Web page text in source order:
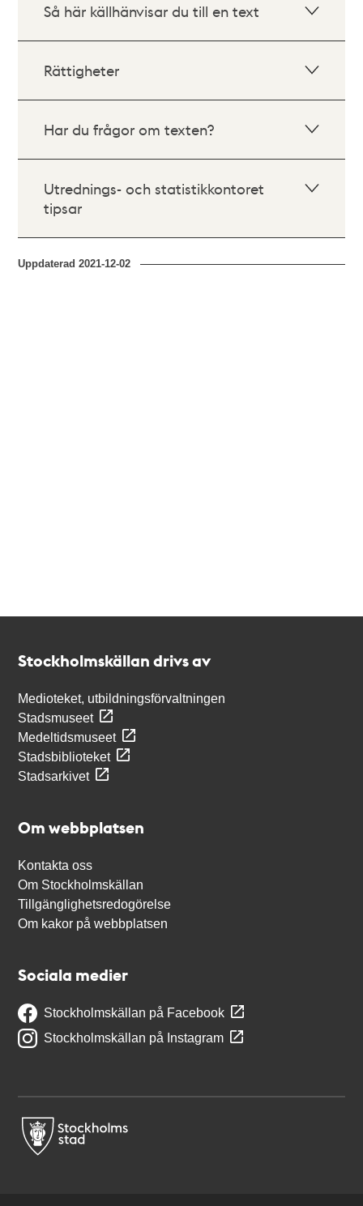
Så här källhänvisar du till en text
Rättigheter
Har du frågor om texten?
Utrednings- och statistikkontoret
tipsar
Uppdaterad2021-12-02
Stockholmskällan drivs av
Medioteket, utbildningsförvaltningen
Stadsmuseet
Medeltidsmuseet
Stadsbiblioteket
Stadsarkivet
Om webbplatsen
Kontakta oss
Om Stockholmskällan
Tillgänglighetsredogörelse
Om kakor på webbplatsen
Sociala medier
Stockholmskällan på Facebook
Stockholmskällan på Instagram